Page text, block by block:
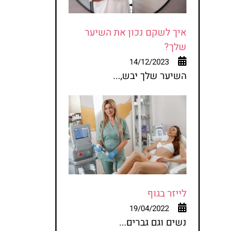
איך לשקם נכון את השיער
שלך?
14/12/2023
השיער שלך יבש,...
לייזר בגוף
19/04/2022
נשים וגם גברים...